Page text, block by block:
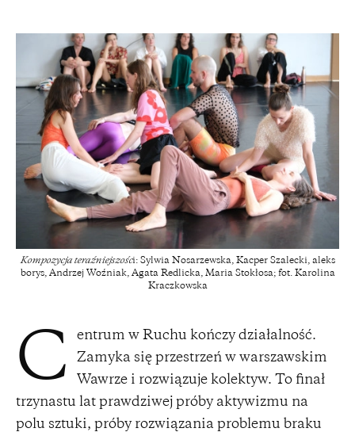
Kompozycja teraźniejszości: Sylwia Nosarzewska, Kacper Szalecki, aleks
borys, Andrzej Woźniak, Agata Redlicka, Maria Stokłosa; fot. Karolina
Kraczkowska
C
entrum w Ruchu kończy działalność.
Zamyka się przestrzeń w warszawskim
Wawrze i rozwiązuje kolektyw. To finał
trzynastu lat prawdziwej próby aktywizmu na
polu sztuki, próby rozwiązania problemu braku